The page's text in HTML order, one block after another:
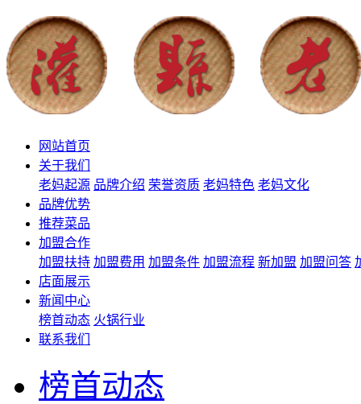
网站首页
关于我们
老妈起源 品牌介绍 荣誉资质 老妈特色 老妈文化
品牌优势
推荐菜品
加盟合作
加盟扶持 加盟费用 加盟条件 加盟流程 新加盟 加盟问答
店面展示
新闻中心
榜首动态 火锅行业
联系我们
榜首动态